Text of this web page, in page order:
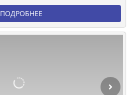
ПОДРОБНЕЕ